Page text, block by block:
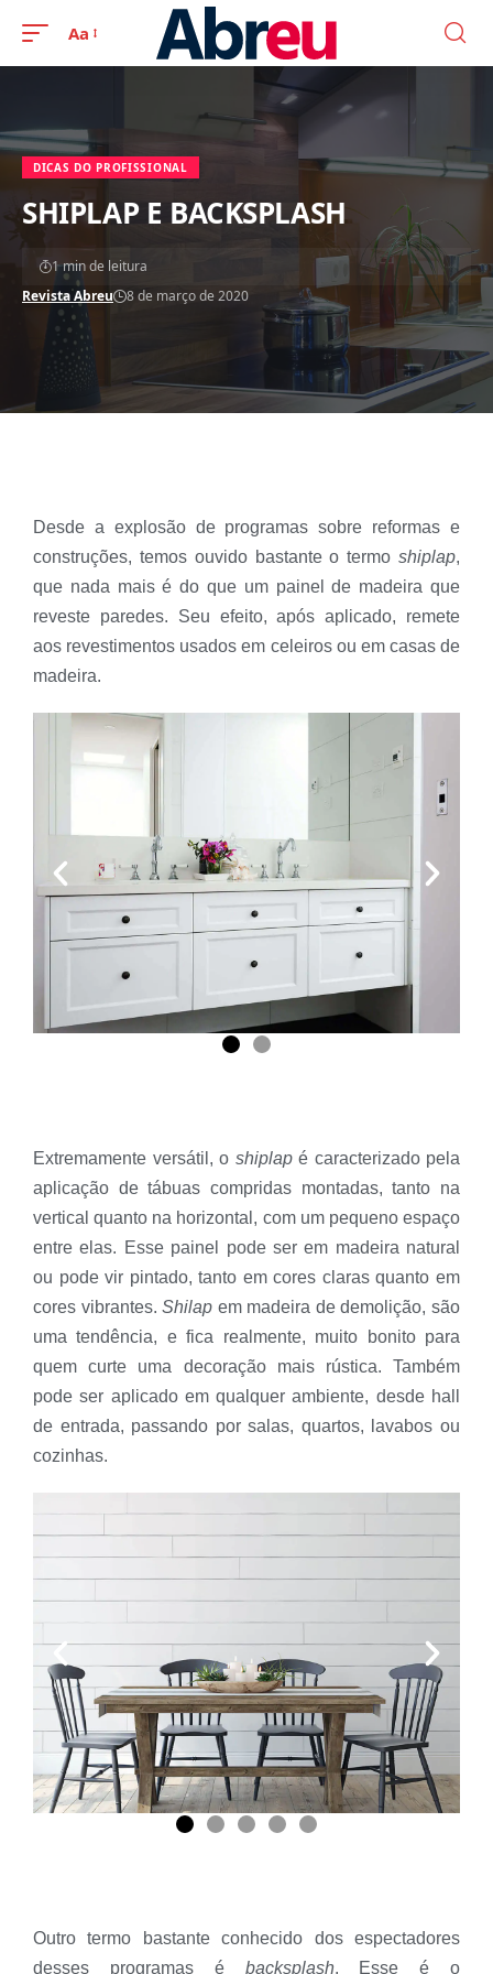
Aa
DICAS DO PROFISSIONAL
SHIPLAP E BACKSPLASH
Revista Abreu 8 de março de 2020
1 min de leitura
Desde a explosão de programas sobre reformas e
construções, temos ouvido bastante o termo shiplap,
que nada mais é do que um painel de madeira que
reveste paredes. Seu efeito, após aplicado, remete
aos revestimentos usados em celeiros ou em casas de
madeira.
Extremamente versátil, o shiplapé caracterizado pela
aplicação de tábuas compridas montadas, tanto na
vertical quanto na horizontal, com um pequeno espaço
entre elas. Esse painel pode ser em madeira natural
ou pode vir pintado, tanto em cores claras quanto em
cores vibrantes.Shilap em madeira de demolição, são
uma tendência, e fica realmente, muito bonito para
quem curte uma decoração mais rústica. Também
pode ser aplicado em qualquer ambiente, desde hall
de entrada, passando por salas, quartos, lavabos ou
cozinhas.
Outro termo bastante conhecido dos espectadores
desses programas é backsplash. Esse é o